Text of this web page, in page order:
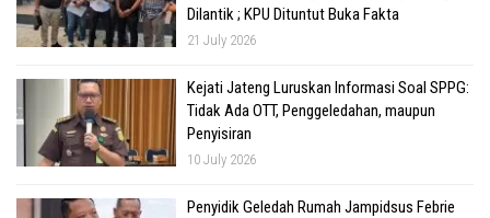
Dilantik ; KPU Dituntut Buka Fakta
21 July 2026
Kejati Jateng Luruskan Informasi Soal SPPG:
Tidak Ada OTT, Penggeledahan, maupun
Penyisiran
10 July 2026
Penyidik Geledah Rumah Jampidsus Febrie